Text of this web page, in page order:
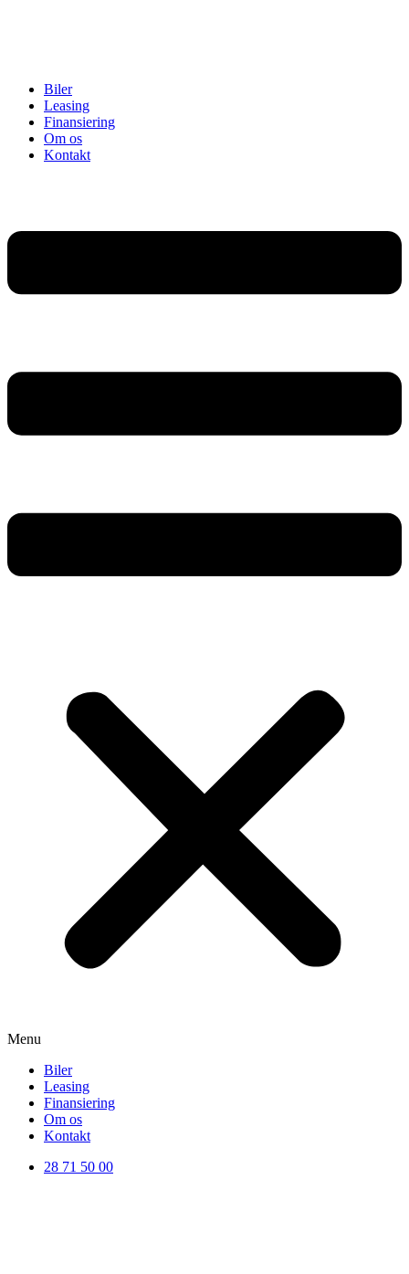
Biler
Leasing
Finansiering
Om os
Kontakt
Menu
Biler
Leasing
Finansiering
Om os
Kontakt
28 71 50 00